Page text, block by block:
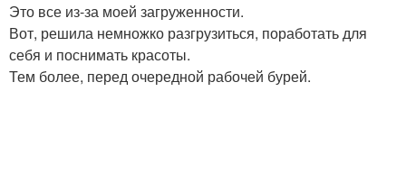
Это все из-за моей загруженности.
Вот, решила немножко разгрузиться, поработать для
себя и поснимать красоты.
Тем более, перед очередной рабочей бурей.